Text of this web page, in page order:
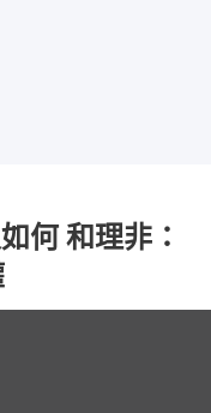
何 和理非：